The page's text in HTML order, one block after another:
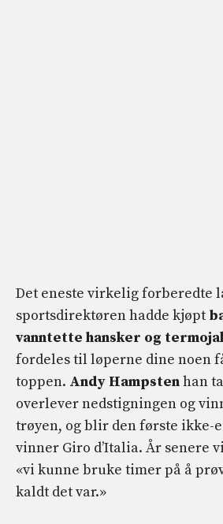
Det eneste virkelig forberedte
sportsdirektøren hadde kjøpt
vanntette hansker og
fordeles til løperne dine noen
toppen. Andy Hampstenhan
overlever nedstigningen og
trøyen, og blir den første ikke-
vinner Giro d’Italia. År senere
«vi kunne bruke timer på å
kaldt det var.»